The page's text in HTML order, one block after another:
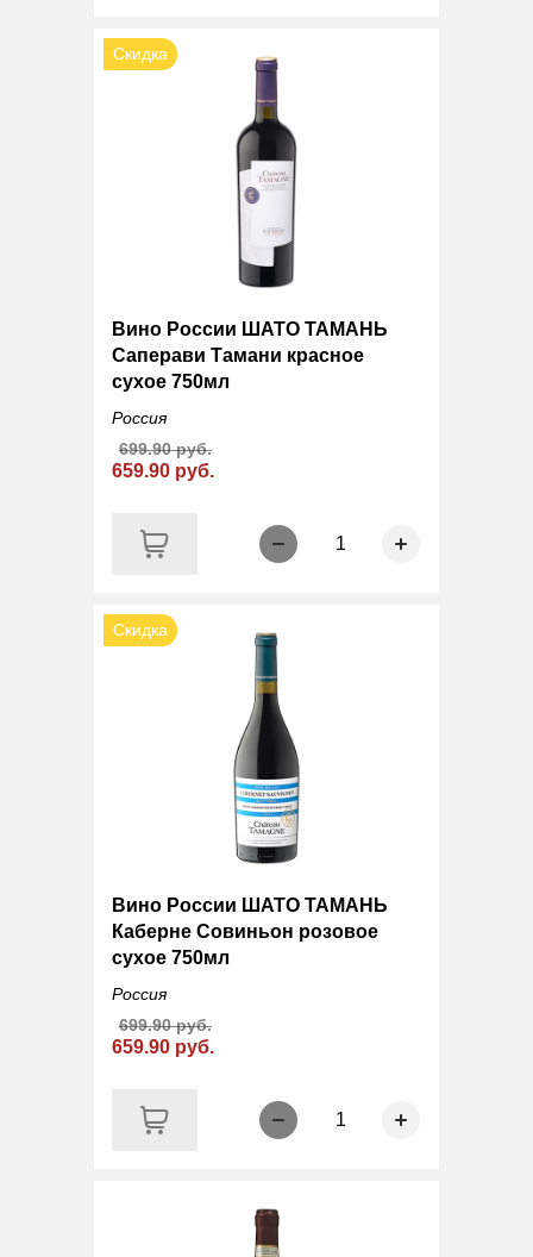
Скидка
Вино России ШАТО ТАМАНЬ
Саперави Тамани красное
сухое 750мл
Россия
659.90 руб.
699.90 руб.
1
Скидка
Вино России ШАТО ТАМАНЬ
Каберне Совиньон розовое
сухое 750мл
Россия
659.90 руб.
699.90 руб.
1